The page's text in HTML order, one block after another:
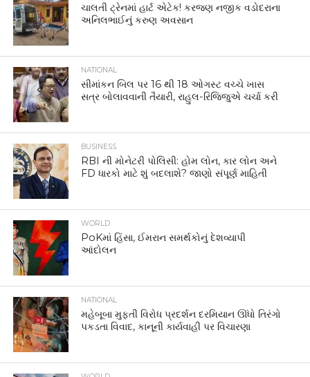
ચાલતી ટ્રેનમાં હાર્ટ એટેક! કરજણ નજીક વડોદરાના
અનિલભાઈનું કરુણ અવસાન
NATIONAL
સીમાંકન બિલ પર 16 થી 18 ઓગસ્ટ વચ્ચે ખાસ
સત્ર બોલાવવાની તૈયારી, રાહુલ-રિજિજુએ ચર્ચા કરી
BUSINESS
RBI ની મોનેટરી પોલિસી: હોમ લોન, કાર લોન અને
FD ધારકો માટે શું બદલાશે? જાણો સંપૂર્ણ માહિતી
WORLD
PoKમાં હિંસા, ઈમરાન સમર્થકોનું દેશવ્યાપી
આંદોલન
NATIONAL
મહેબૂબા મુફ્તી વિરોધ પ્રદર્શન દરમિયાન ઊંધો તિરંગો
પકડતા વિવાદ, કાનૂની કાર્યવાહી પર વિચારણા